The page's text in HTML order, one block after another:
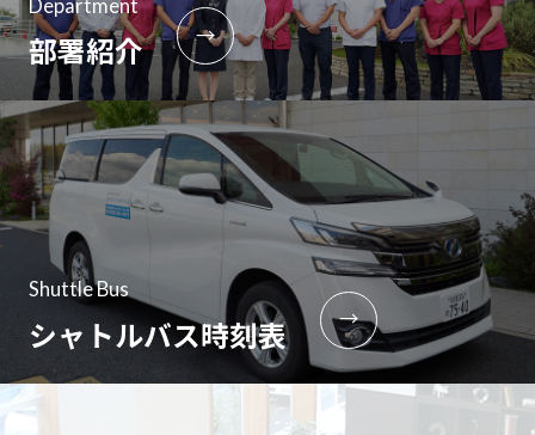
Department
部署紹介 →
Shuttle Bus
シャトルバス時刻表 →